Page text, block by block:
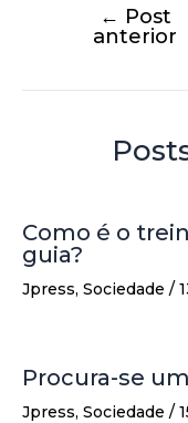
← Post
anterior
Como é o
guia?
Jpress, Sociedade /
Procura-se
Jpress, Sociedade /